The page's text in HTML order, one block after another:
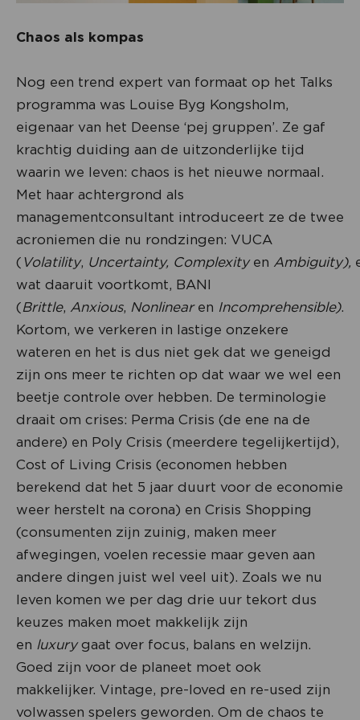
Chaos als kompas
Nog een trend expert van formaat op het Talks
programma was Louise Byg Kongsholm,
eigenaar van het Deense ‘pej gruppen’. Ze gaf
krachtig duiding aan de uitzonderlijke tijd
waarin we leven: chaos is het nieuwe normaal.
Met haar achtergrond als
managementconsultant introduceert ze de twee
acroniemen die nu rondzingen: VUCA
( Volatility, Uncertainty, Complexityen Ambiguity),
wat daaruit voortkomt, BANI
(Brittle, Anxious, Nonlinearen Incomprehensible).
Kortom, we verkeren in lastige onzekere
wateren en het is dus niet gek dat we geneigd
zijn ons meer te richten op dat waar we wel een
beetje controle over hebben. De terminologie
draait om crises: Perma Crisis (de ene na de
andere) en Poly Crisis (meerdere tegelijkertijd),
Cost of Living Crisis (economen hebben
berekend dat het 5 jaar duurt voor de economie
weer herstelt na corona) en Crisis Shopping
(consumenten zijn zuinig, maken meer
afwegingen, voelen recessie maar geven aan
andere dingen juist wel veel uit). Zoals we nu
leven komen we per dag drie uur tekort dus
keuzes maken moet makkelijk zijn
en luxurygaat over focus, balans en welzijn.
Goed zijn voor de planeet moet ook
makkelijker. Vintage, pre-loved en re-used zijn
volwassen spelers geworden. Om de chaos te